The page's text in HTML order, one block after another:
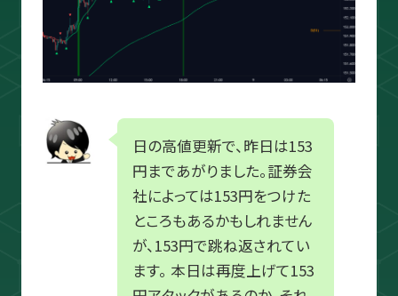
日の高値更新で、昨日は153
円まであがりました。証券会
社によっては153円をつけた
ところもあるかもしれません
が、153円で跳ね返されてい
ます。 本日は再度上げて153